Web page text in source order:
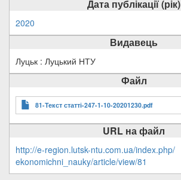
Дата публікації (рік)
2020
Видавець
Луцьк : Луцький НТУ
Файл
81-Текст статті-247-1-10-20201230.pdf
URL на файл
http://e-region.lutsk-ntu.com.ua/index.php/
ekonomichni_nauky/article/view/81